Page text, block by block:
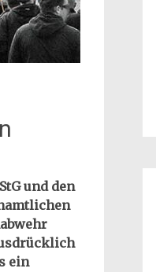
und den
ein